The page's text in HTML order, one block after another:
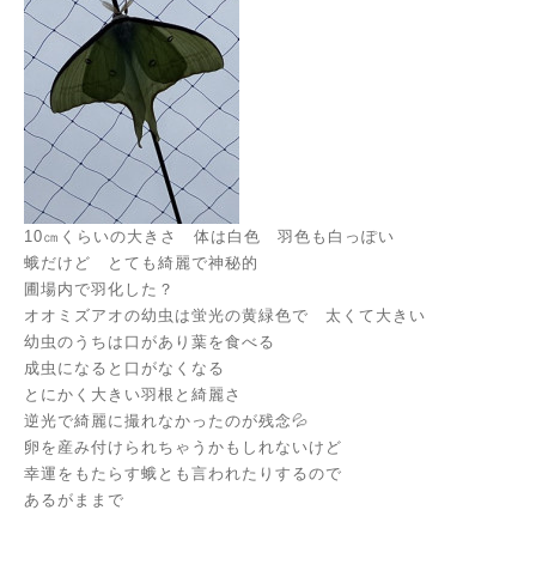
10㎝くらいの大きさ 体は白色 羽色も白っぽい
蛾だけど とても綺麗で神秘的
圃場内で羽化した？
オオミズアオの幼虫は蛍光の黄緑色で 太くて大きい
幼虫のうちは口があり葉を食べる
成虫になると口がなくなる
とにかく大きい羽根と綺麗さ
逆光で綺麗に撮れなかったのが残念💦
卵を産み付けられちゃうかもしれないけど
幸運をもたらす蛾とも言われたりするので
あるがままで